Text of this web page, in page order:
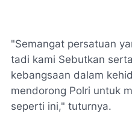
"Semangat persatuan
tadi kami Sebutkan
kebangsaan dalam
mendorong Polri untuk
seperti ini," tuturnya.